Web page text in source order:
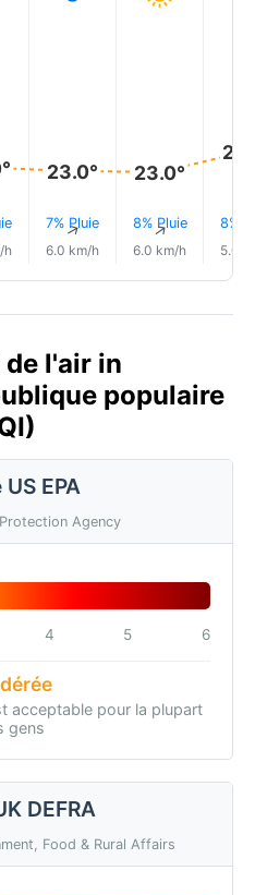
h
23.0°
7% Pluie
↑
6.0 km/h
23.0°
8% Pluie
↑
6.0 km/h
8%
5.0
l'air in
populaire
EPA
Agency
4 5 6
acceptable pour la plupart
gens
DEFRA
Food & Rural Affairs